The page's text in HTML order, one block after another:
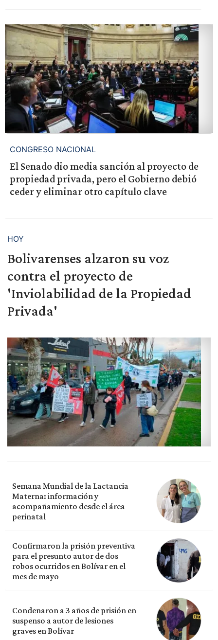
CONGRESO NACIONAL
El Senado dio media sanción al proyecto de
propiedad privada, pero el Gobierno debió
ceder y eliminar otro capítulo clave
HOY
Bolivarenses alzaron su voz
contra el proyecto de
'Inviolabilidad de la Propiedad
Privada'
Semana Mundial de la Lactancia
Materna: información y
acompañamiento desde el área
perinatal
Confirmaron la prisión preventiva
para el presunto autor de dos
robos ocurridos en Bolívar en el
mes de mayo
Condenaron a 3 años de prisión en
suspenso a autor de lesiones
graves en Bolívar